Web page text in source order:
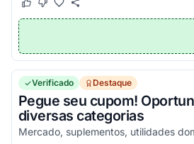
Este cupom funcionou
Este cupom não funcionou
Verificado Destaque
Pegue seu cupom!
diversas categorias